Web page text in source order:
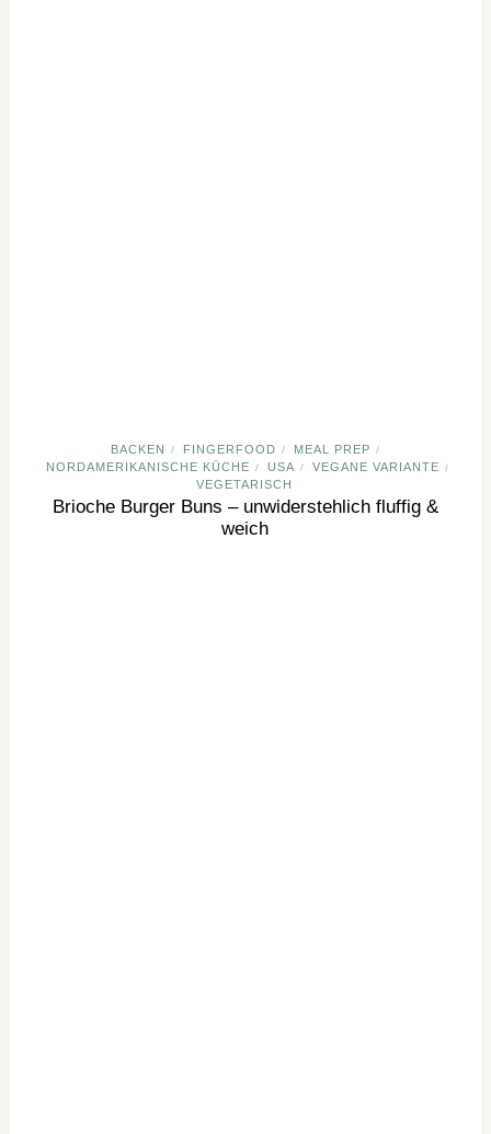
BACKEN / FINGERFOOD / MEAL PREP /
NORDAMERIKANISCHE KÜCHE / USA / VEGANE VARIANTE /
VEGETARISCH
Brioche Burger Buns – unwiderstehlich fluffig &
weich